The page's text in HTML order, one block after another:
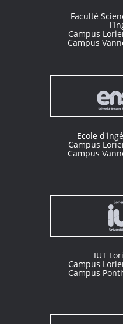
Faculté
Campus
Campus
Ecole
Campus
Campus
IUT
Campus
Campus